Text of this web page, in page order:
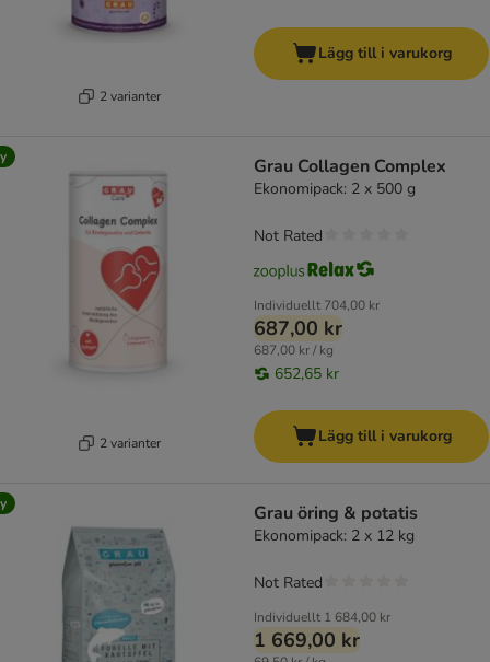
2 varianter
Lägg till i varukorg
2 varianter
Grau Collagen Complex
Ekonomipack: 2 x 500 g
Individuellt 704,00 kr
687,00 kr
687,00 kr / kg
652,65 kr
Not Rated
Lägg till i varukorg
Grau öring & potatis
Ekonomipack: 2 x 12 kg
Individuellt 1 684,00 kr
1 669,00 kr
Not Rated